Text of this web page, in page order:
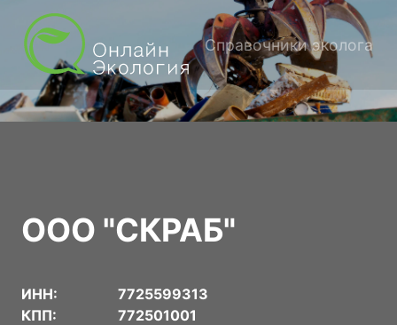
Справочники эколога
ООО "СКРАБ"
ИНН:
7725599313
КПП:
772501001